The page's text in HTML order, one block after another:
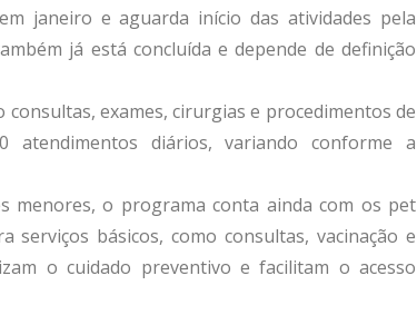
janeiro e aguarda início das atividades pela
já está concluída e depende de definição
exames, cirurgias e procedimentos de
atendimentos diários, variando conforme a
menores, o programa conta ainda com os pet
serviços básicos, como consultas, vacinação e
o cuidado preventivo e facilitam o acesso